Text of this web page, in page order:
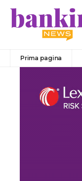
Prima pagina